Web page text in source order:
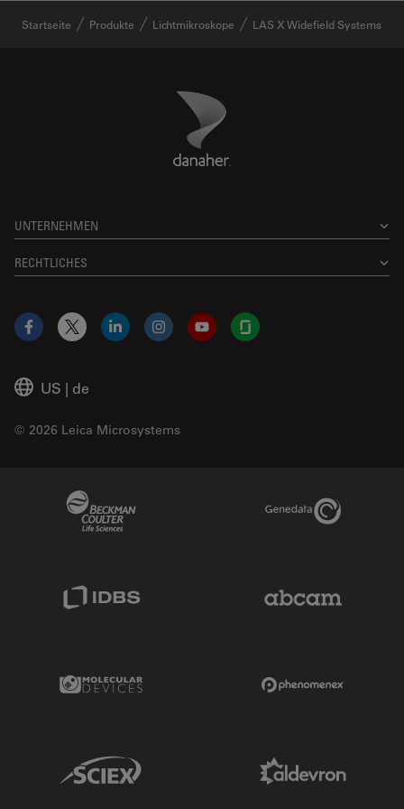
Startseite Produkte Lichtmikroskope LAS X Widefield Systems
Danaher Logo
UNTERNEHMEN
RECHTLICHES
US | de
© 2026 Leica Microsystems
Facebook
X LinkedInInstagramYouTubeGlassdoor
Genedata Link
Molecular Devices Link
Sciex Link